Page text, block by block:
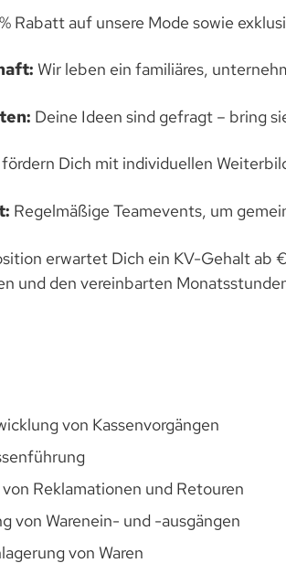
Rabatt auf unsere Mode sowie
Wir leben ein familiäres,
Deine Ideen sind gefragt – bring
fördern Dich mit individuellen
Regelmäßige Teamevents, um
erwartet Dich ein KV-Gehalt
und den vereinbarten
von Kassenvorgängen
Reklamationen und Retouren
von Warenein- und -ausgängen
von Waren